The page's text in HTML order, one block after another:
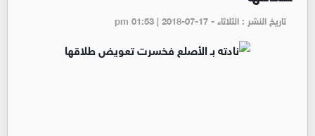
تاريخ النشر : الثلاثاء - pm 01:53 | 2018-07-17